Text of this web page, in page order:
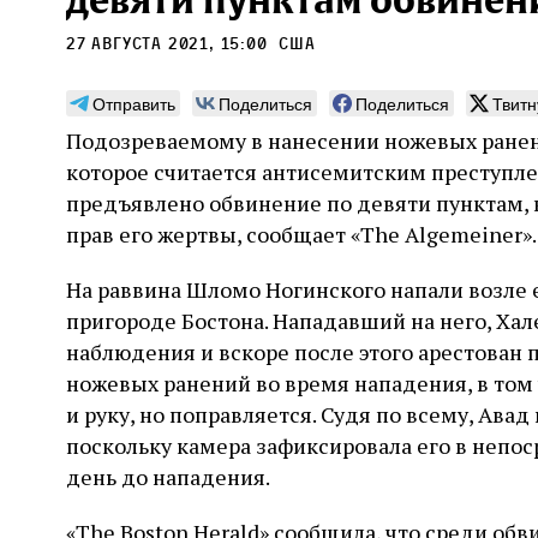
27 августа 2021, 15:00 сша
Отправить Поделиться Поделиться
Подозреваемому в нанесении ножевых
которое считается антисемитским
предъявлено обвинение по девяти
прав его жертвы, сообщает «The Algemeiner».
На раввина Шломо Ногинского напали
пригороде Бостона. Нападавший на него,
наблюдения и вскоре после этого
ножевых ранений во время нападения, в
и руку, но поправляется. Судя по всему,
поскольку камера зафиксировала его в
день до нападения.
Может ли человек,
сведущий в естественных
науках, серьезно
относиться к каббале?
Повышенный интерес Дельмедиго к каббале,
наряду с его попытками провести параллели
и атомизмом, следует воспринимать в
контексте его сомнений относительно
достоверности схоластической метафизики и
готовности искать и анализировать
альтернативные философские точки зрения
31 июля Библиотека, кабинет историка
Давид Б. Рудерман
ли
часть
30